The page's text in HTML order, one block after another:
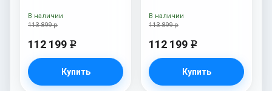
New
113 899 р
112 199 e
Купить
В наличии
113 899 р
112 199 e
Купить
В наличии